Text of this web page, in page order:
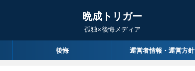
晩成トリガー
孤独×後悔メディア
後悔 運営者情報・運営方針